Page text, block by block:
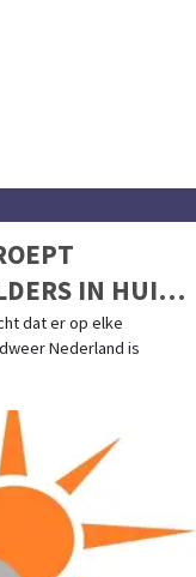
IN HUIS
dat er op elke
Nederland is